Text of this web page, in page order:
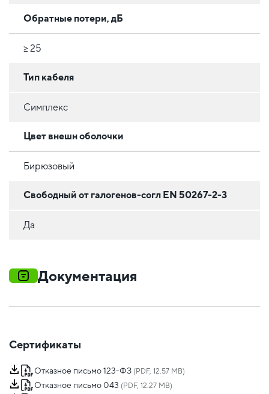
Обратные потери, дБ
≥ 25
Тип кабеля
Симплекс
Цвет внешн оболочки
Бирюзовый
Свободный от галогенов-согл EN 50267-2-3
Да
Документация
Сертификаты
Отказное письмо 123-ФЗ (PDF, 12.57 MB)
Отказное письмо 043 (PDF, 12.27 MB)